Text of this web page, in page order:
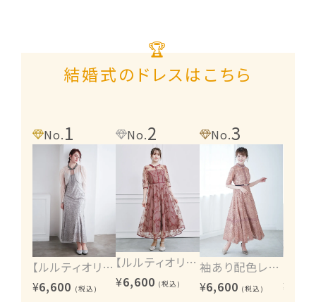
🏆
結婚式のドレスはこちら
No.1
【ルルティオリジナル】ヴィンテージレース2wayワンピース
¥6,600 (税込)
No.2
【ルルティオリジナル】エンブロイダリーワンピース
¥6,600 (税込)
No.3
袖あり配色レースハシゴ切り替えワンピース
¥6,600 (税込) ¥